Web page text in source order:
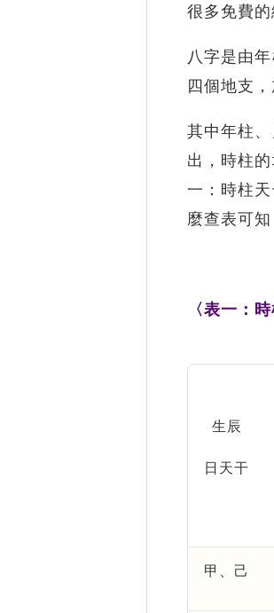
很多免費
八字是由
四個地支，
其中年柱
出，時柱
一：時柱
麼查表可
〈表一：
生辰
日天干
甲、己